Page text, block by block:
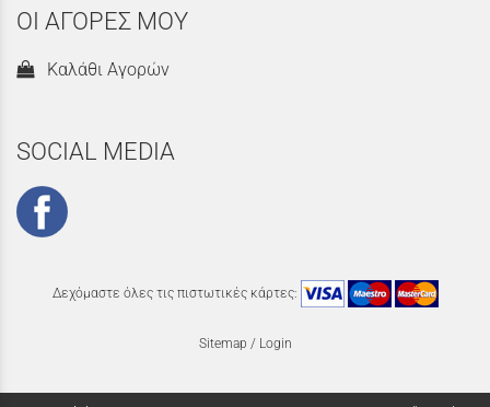
ΟΙ ΑΓΟΡΕΣ ΜΟΥ
Καλάθι Αγορών
SOCIAL MEDIA
Δεχόμαστε όλες τις πιστωτικές κάρτες:
Sitemap / Login